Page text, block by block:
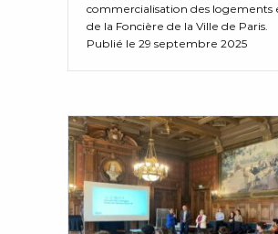
commercialisation des logements
de la Foncière de la Ville de Paris.
Publié le 29 septembre 2025